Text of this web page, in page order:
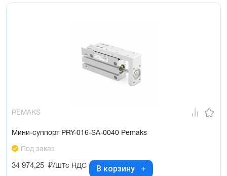
PEMAKS
Мини-суппорт PRY-016-SA-0040 Pemaks
Под заказ
34 974,25 ₽/штс НДС В корзину